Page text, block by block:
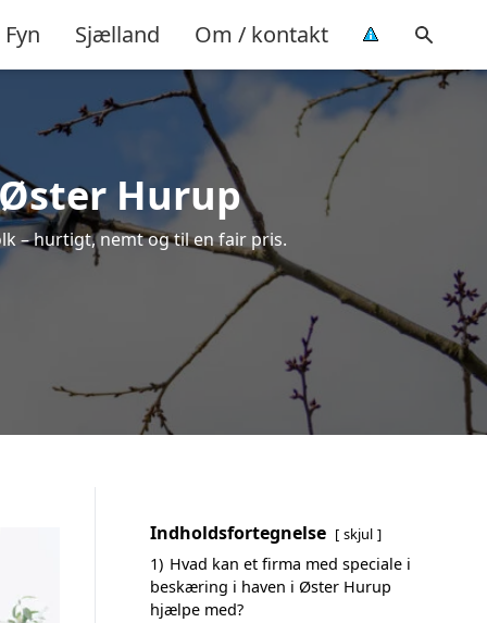
Fyn Sjælland Om / kontakt
Hurup
– hurtigt, nemt og til en fair pris.
Indholdsfortegnelse skjul
1) Hvad kan et firma med speciale i
beskæring i haven i Øster Hurup
hjælpe med?